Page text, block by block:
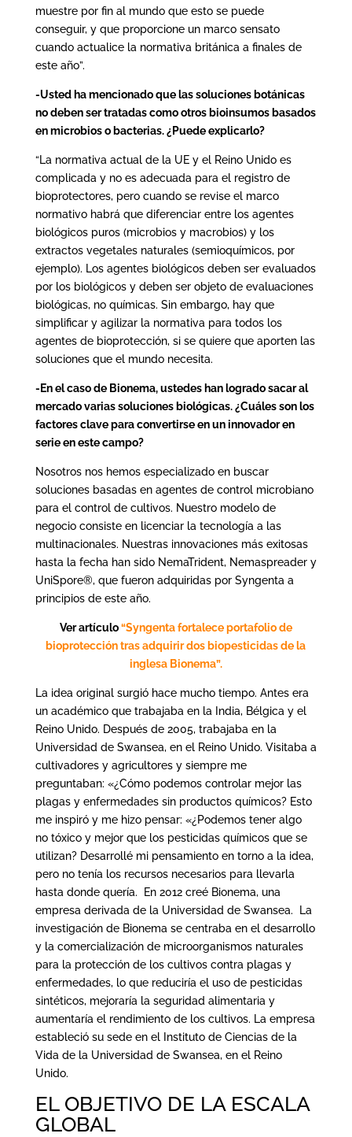
muestre por fin al mundo que esto se puede
conseguir, y que proporcione un marco sensato
cuando actualice la normativa británica a finales de
este año”.
-Usted ha mencionado que las soluciones botánicas
no deben ser tratadas como otros bioinsumos basados
en microbios o bacterias. ¿Puede explicarlo?
“La normativa actual de la UE y el Reino Unido es
complicada y no es adecuada para el registro de
bioprotectores, pero cuando se revise el marco
normativo habrá que diferenciar entre los agentes
biológicos puros (microbios y macrobios) y los
extractos vegetales naturales (semioquímicos, por
ejemplo). Los agentes biológicos deben ser evaluados
por los biológicos y deben ser objeto de evaluaciones
biológicas, no químicas. Sin embargo, hay que
simplificar y agilizar la normativa para todos los
agentes de bioprotección, si se quiere que aporten las
soluciones que el mundo necesita.
-En el caso de Bionema, ustedes han logrado sacar al
mercado varias soluciones biológicas. ¿Cuáles son los
factores clave para convertirse en un innovador en
serie en este campo?
Nosotros nos hemos especializado en buscar
soluciones basadas en agentes de control microbiano
para el control de cultivos. Nuestro modelo de
negocio consiste en licenciar la tecnología a las
multinacionales. Nuestras innovaciones más exitosas
hasta la fecha han sido NemaTrident, Nemaspreader y
UniSpore®, que fueron adquiridas por Syngenta a
principios de este año.
Ver artículo“Syngenta fortalece portafolio de
bioprotección tras adquirir dos biopesticidas de la
inglesa Bionema”.
La idea original surgió hace mucho tiempo. Antes era
un académico que trabajaba en la India, Bélgica y el
Reino Unido. Después de 2005, trabajaba en la
Universidad de Swansea, en el Reino Unido. Visitaba a
cultivadores y agricultores y siempre me
preguntaban: «¿Cómo podemos controlar mejor las
plagas y enfermedades sin productos químicos? Esto
me inspiró y me hizo pensar: «¿Podemos tener algo
no tóxico y mejor que los pesticidas químicos que se
utilizan? Desarrollé mi pensamiento en torno a la idea,
pero no tenía los recursos necesarios para llevarla
hasta donde quería. En 2012 creé Bionema, una
empresa derivada de la Universidad de Swansea. La
investigación de Bionema se centraba en el desarrollo
y la comercialización de microorganismos naturales
para la protección de los cultivos contra plagas y
enfermedades, lo que reduciría el uso de pesticidas
sintéticos, mejoraría la seguridad alimentaria y
aumentaría el rendimiento de los cultivos. La empresa
estableció su sede en el Instituto de Ciencias de la
Vida de la Universidad de Swansea, en el Reino
Unido.
EL OBJETIVO DE LA ESCALA
GLOBAL